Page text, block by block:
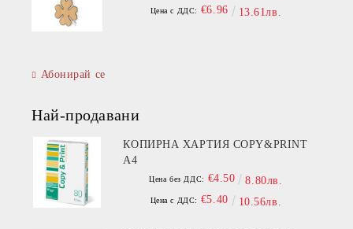
Цена с ДДС: €6.96 13.61лв.
Абонирай се
Най-продавани
КОПИРНА ХАРТИЯ COPY&PRINT
A4
Цена без ДДС: €4.50 8.80лв.
Цена с ДДС: €5.40 10.56лв.